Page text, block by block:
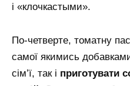
і «клочкастыми».
По-четверте, томатну
самої якимись
сім’ї, так і приготувати